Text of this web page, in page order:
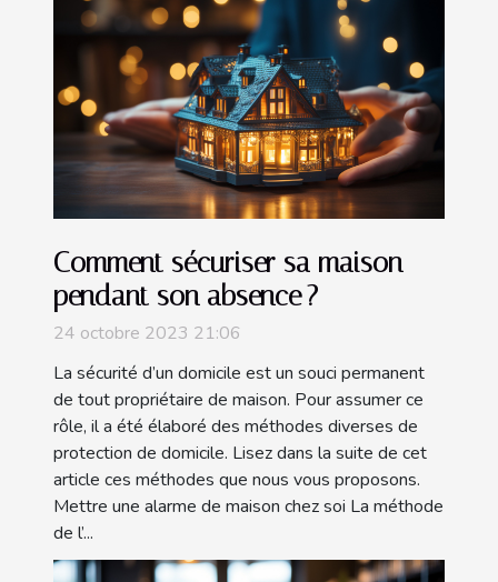
Comment sécuriser sa maison
pendant son absence ?
24 octobre 2023 21:06
La sécurité d’un domicile est un souci permanent
de tout propriétaire de maison. Pour assumer ce
rôle, il a été élaboré des méthodes diverses de
protection de domicile. Lisez dans la suite de cet
article ces méthodes que nous vous proposons.
Mettre une alarme de maison chez soi La méthode
de l’...